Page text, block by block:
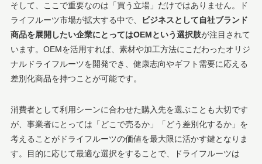
そして、ここで重要なのは「買う立場」だけではありません。ド
ライフルーツ市場が拡大する中で、
ビジネスとして自社ブランド
商品を展開したい企業にとってはOEMという選択肢が注目されて
います。OEMを活用すれば、素材や加工方法にこだわったオリジ
ナルドライフルーツを開発でき、健康志向やギフト需要に応える
差別化商品を持つことが可能です。
消費者として利用シーンに合わせた購入先を選ぶことも大切です
が、事業者にとっては「どこで売るか」「どう差別化するか」を
考えることがドライフルーツの価値を最大限に活かす鍵となりま
す。目的に応じて最適な選択をすることで、ドライフルーツは